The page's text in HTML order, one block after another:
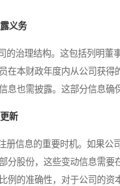
义务
治理结构。这包括列明董
在本财政年度内从公司获
息也需披露。这部分信息确
新
信息的重要时机。如果公
分股份，这些变动信息需
例的准确性，对于公司的资